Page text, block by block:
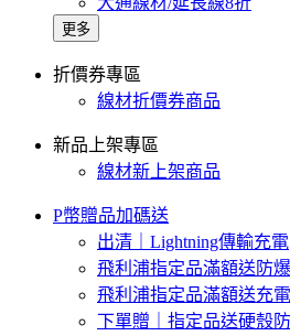
更多
折價券專區
線材折價券商品
新品上架專區
線材新上架商品
P幣贈品加碼送
出清｜Lightning傳輸充電
飛利浦指定品滿額送防
飛利浦指定品滿額送充
下單贈｜指定品送硬殼